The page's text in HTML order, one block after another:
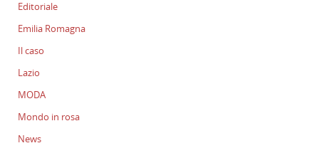
Editoriale
Emilia Romagna
Il caso
Lazio
MODA
Mondo in rosa
News